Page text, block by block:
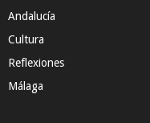
Andalucía
Cultura
Reflexiones
Málaga